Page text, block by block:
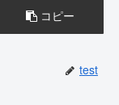
コピー
test